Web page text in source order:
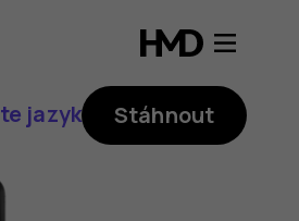
jazyk Stáhnout